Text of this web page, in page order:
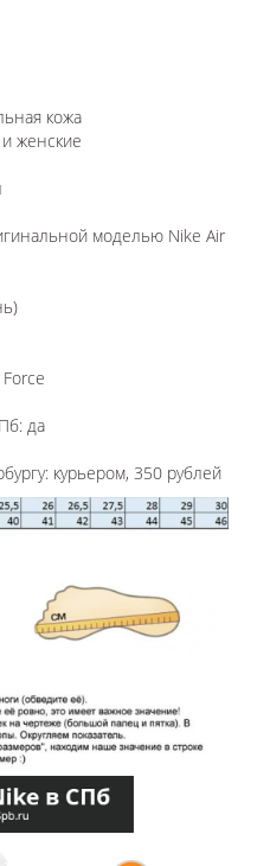
кожа
женские
моделью Nike Air
да
курьером, 350 рублей